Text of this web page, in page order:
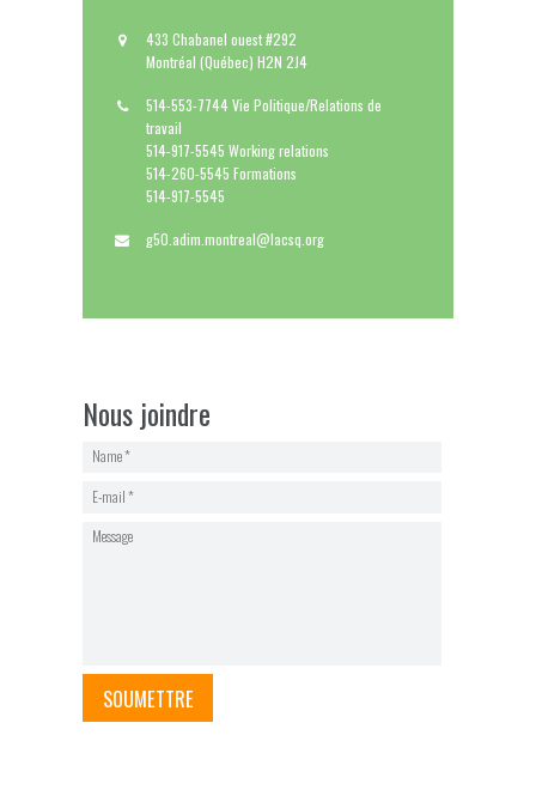
433 Chabanel ouest #292
Montréal (Québec) H2N 2J4
514-553-7744 Vie Politique/Relations de
travail
514-917-5545 Working relations
514-260-5545 Formations
514-917-5545
g50.adim.montreal@lacsq.org
Nous joindre
SOUMETTRE